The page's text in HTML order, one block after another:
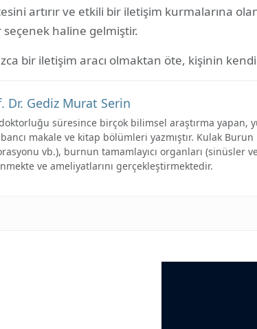
artırır ve etkili bir iletişim kurmalarına
haline gelmiştir.
bir iletişim aracı olmaktan öte, kişinin
Dr. Gediz Murat Serin
süresince birçok bilimsel araştırma yapan,
makale ve kitap bölümleri yazmıştır. Kulak
vb.), burnun tamamlayıcı organları (sinüsler
ve ameliyatlarını gerçekleştirmektedir.